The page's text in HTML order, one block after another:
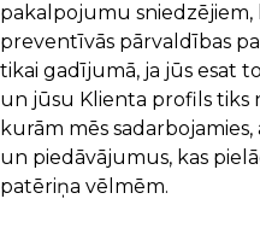
pakalpojumu sniedzējiem,
preventīvās pārvaldības
tikai gadījumā, ja jūs esat
un jūsu Klienta profils tiks
kurām mēs
un piedāvājumus, kas
patēriņa vēlmēm.